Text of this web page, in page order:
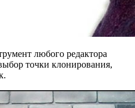
любого редактора
точки клонирования,